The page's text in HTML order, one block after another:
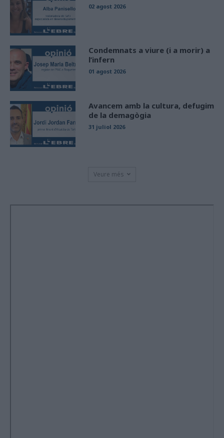
02 agost 2026
Condemnats a viure (i a morir) a
l’infern
01 agost 2026
Avancem amb la cultura, defugim
de la demagògia
31 juliol 2026
Veure més